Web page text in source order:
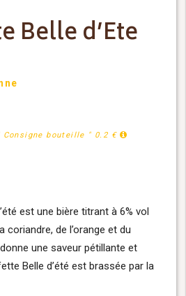
Belle d’Ete
bouteille " 0.2 €
est une bière titrant à 6% vol
coriandre, de l’orange et du
une saveur pétillante et
Belle d’été est brassée par la